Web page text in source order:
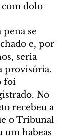
dolo
se
e, por
seria
provisória.
foi
No
recebeu a
o Tribunal
um habeas